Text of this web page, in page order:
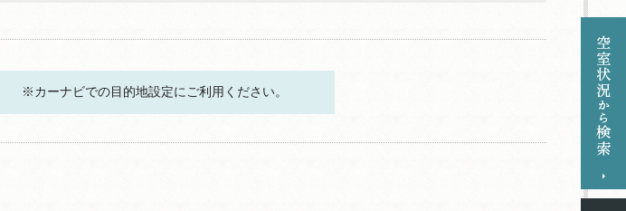
※カーナビでの目的地設定にご利用ください。